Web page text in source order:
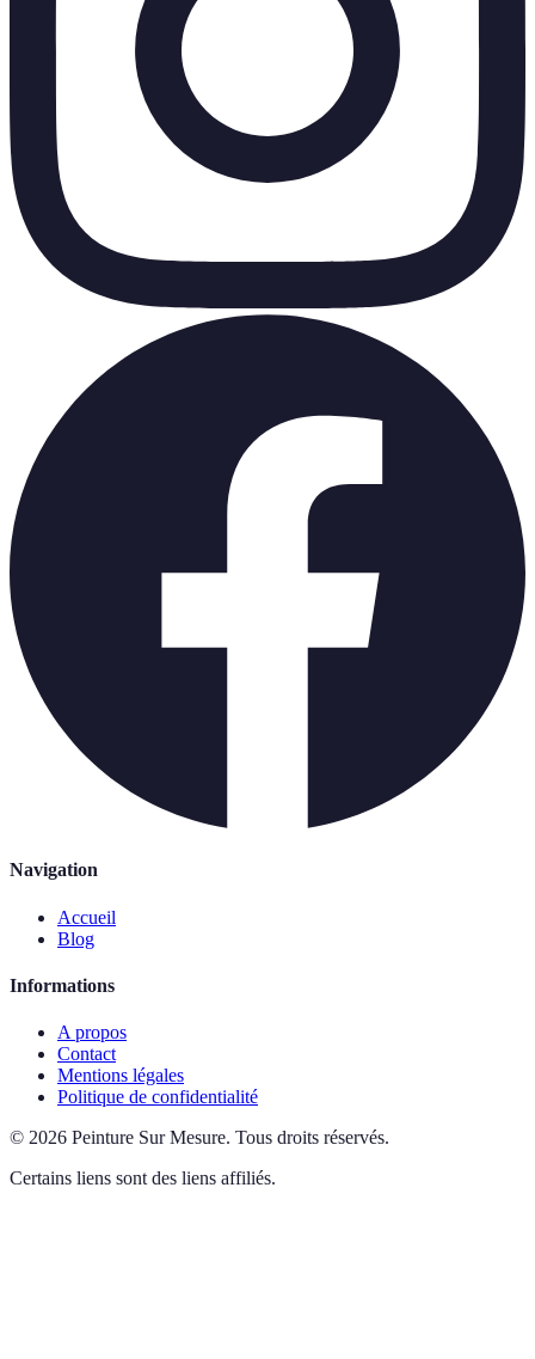
Navigation
Accueil
Blog
Informations
A propos
Contact
Mentions légales
Politique de confidentialité
© 2026 Peinture Sur Mesure. Tous droits réservés.
Certains liens sont des liens affiliés.